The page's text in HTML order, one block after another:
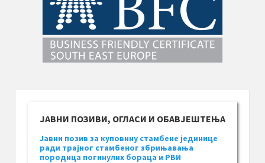
ЈАВНИ ПОЗИВИ, ОГЛАСИ И ОБАВЈЕШТЕЊА
Јавни позив за куповину стамбене јединице
ради трајног стамбеног збрињавања
породица погинулих бораца и РВИ